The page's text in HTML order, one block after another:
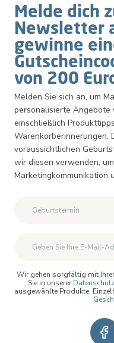
Melde dich
Newsletter
gewinne
von 200
Melden Sie sich an, um
personalisierte Angebote
einschließlich
Warenkorberinnerungen.
voraussichtlichen
wir diesen verwenden,
Marketingkommunikation
Wir gehen sorgfältig mit
Sie in unserer
ausgewählte Produkte.